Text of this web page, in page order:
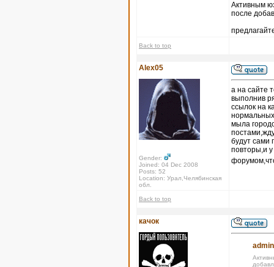
Активным
после
Back to top
Alex05
Gender:
Joined: 04 Dec 2008
Posts: 52
Location: Урал,Челябинская
обл.
а на сайте
выполнив
ссылок на
мыла
будут сами
повторы,и
Back to top
качок